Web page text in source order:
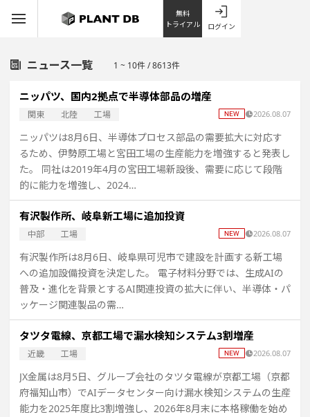
無料
トライアル
ログイン
ニュース一覧 1 ~ 10件 / 8613件
ニッパツ、国内2拠点で半導体部品の増産
関東 北陸 工場 2026.08.07
ニッパツは8月6日、半導体プロセス部品の需要拡大に対応す
るため、伊勢原工場と宮田工場の生産能力を増強すると発表し
た。 同社は2019年4月の宮田工場新設後、需要に応じて段階
的に能力を増強し、2024…
有沢製作所、岐阜新工場に追加投資
中部 工場 2026.08.07
有沢製作所は8月6日、岐阜県可児市で建設を計画する新工場
への追加設備投資を決定した。 電子材料分野では、生成AIの
普及・進化を背景とするAI関連投資の拡大に伴い、半導体・パ
ッケージ関連製品の需…
タツタ電線、京都工場で漏水検知システム3割増産
近畿 工場 2026.08.07
JX金属は8月5日、グループ会社のタツタ電線が京都工場（京都
府福知山市）でAIデータセンター向け漏水検知システムの生産
能力を2025年度比3割増強し、2026年8月末に本格稼働を始め